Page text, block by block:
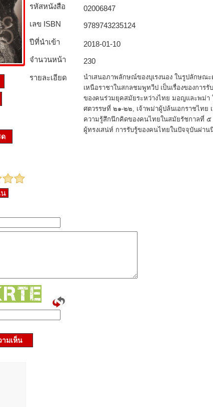
รหัสหนังสือ­
02006847
เลข ISBN
9789743235124
ปีที่นำเข้า
2018-01-10
จำนวนหน้า
230
รายละเอียด
นำเสนอภาพลักษณ์ของบุเรงนอง ในรูปลักษณะ
เหนือราชาในสกลชมพูทวีป เป็นเรื่องของการ
ของคนร่วมยุคสมัยระหว่างไทย มอญและพม่า
ศตวรรษที่ ๒๑-๒๒, เจ้าพม่าผู้ปล้นเอกราชไทย เ
ความรู้สึกนึกคิดของคนไทยในสมัยรัชกาลที่
ผู้ทรงเสน่ห์ การรับรู้ของคนไทยในปัจจุบันผ่าน
ด
มเห็น